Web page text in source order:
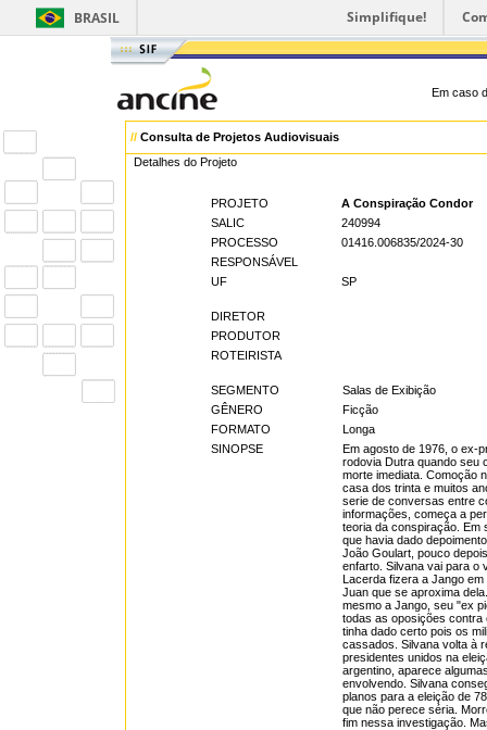
BRASIL Simplifique!
Em caso
// Consulta de Projetos Audiovisuais
Detalhes do Projeto
PROJETO
A Conspiração Condor
SALIC
240994
PROCESSO
01416.006835/2024-30
RESPONSÁVEL
UF
SP
DIRETOR
PRODUTOR
ROTEIRISTA
SEGMENTO
Salas de Exibição
GÊNERO
Ficção
FORMATO
Longa
SINOPSE
Em agosto de 1976, o ex-
rodovia Dutra quando seu
morte imediata. Comoção
casa dos trinta e muitos
serie de conversas entre
informações, começa a
teoria da conspiração. Em
que havia dado
João Goulart, pouco
enfarto. Silvana vai para o
Lacerda fizera a Jango
Juan que se aproxima
mesmo a Jango, seu "ex
todas as oposições contra
tinha dado certo pois os
cassados. Silvana volta à
presidentes unidos na
argentino, aparece
envolvendo. Silvana
planos para a eleição de
que não perece séria.
fim nessa investigação.